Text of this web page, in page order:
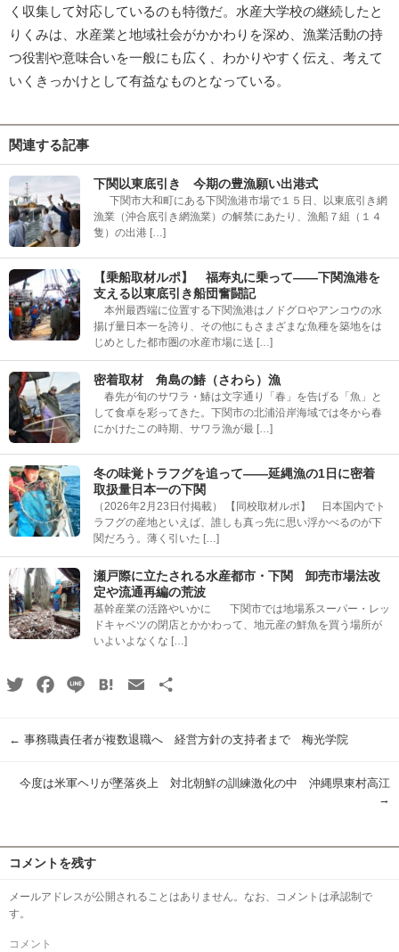
く収集して対応しているのも特徴だ。水産大学校の継続したと
りくみは、水産業と地域社会がかかわりを深め、漁業活動の持
つ役割や意味合いを一般にも広く、わかりやすく伝え、考えて
いくきっかけとして有益なものとなっている。
関連する記事
下関以東底引き 今期の豊漁願い出港式
下関市大和町にある下関漁港市場で１５日、以東底引き網
漁業（沖合底引き網漁業）の解禁にあたり、漁船７組（１４
隻）の出港 […]
【乗船取材ルポ】 福寿丸に乗って――下関漁港を
支える以東底引き船団奮闘記
本州最西端に位置する下関漁港はノドグロやアンコウの水
揚げ量日本一を誇り、その他にもさまざまな魚種を築地をは
じめとした都市圏の水産市場に送 […]
密着取材 角島の鰆（さわら）漁
春先が旬のサワラ・鰆は文字通り「春」を告げる「魚」と
して食卓を彩ってきた。下関市の北浦沿岸海域では冬から春
にかけたこの時期、サワラ漁が最 […]
冬の味覚トラフグを追って――延縄漁の1日に密着
取扱量日本一の下関
（2026年2月23日付掲載） 【同校取材ルポ】 日本国内でト
ラフグの産地といえば、誰しも真っ先に思い浮かべるのが下
関だろう。薄く引いた […]
瀬戸際に立たされる水産都市・下関 卸売市場法改
定や流通再編の荒波
基幹産業の活路やいかに 下関市では地場系スーパー・レッ
ドキャベツの閉店とかかわって、地元産の鮮魚を買う場所が
いよいよなくな […]
TwitterFacebook
Line HatenaEmail
← 事務職責任者が複数退職へ 経営方針の支持者まで 梅光学院
今度は米軍ヘリが墜落炎上 対北朝鮮の訓練激化の中 沖縄県東村高江
→
コメントを残す
メールアドレスが公開されることはありません。なお、コメントは承認制で
す。
コメント